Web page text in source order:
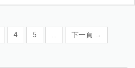
4 5 下一頁 →